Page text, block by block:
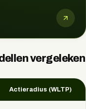
vergeleken
Actieradius (WLTP)